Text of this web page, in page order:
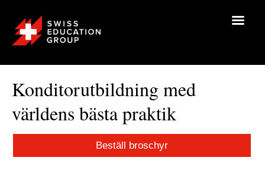
Konditorutbildning med
världens bästa praktik
Beställ broschyr